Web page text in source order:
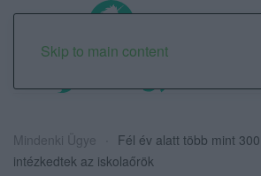
Skip to main content
Mindenki Ügye
Fél év alatt több mint
intézkedtek az iskolaőrök